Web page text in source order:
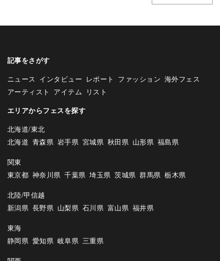
記事をさがす
ニュース インタビュー レポート ファッション 海外フェス
アーティスト アイテム リスト
エリアからフェスを探す
北海道/東北
北海道 青森県 岩手県 宮城県 秋田県 山形県 福島県
関東
東京都 神奈川県 千葉県 埼玉県 茨城県 群馬県 栃木県
北陸/甲信越
新潟県 長野県 山梨県 石川県 富山県 福井県
東海
静岡県 愛知県 岐阜県 三重県